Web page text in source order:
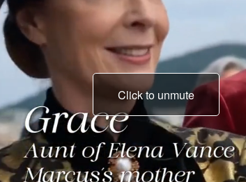
Click to unmute